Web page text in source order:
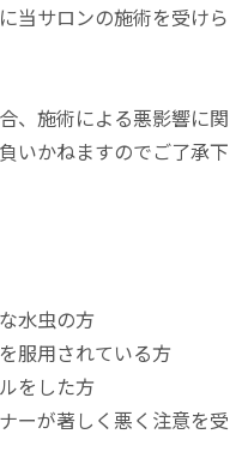
当サロンの施術を受けら
、施術による悪影響に関
いかねますのでご了承下
水虫の方
服用されている方
をした方
ーが著しく悪く注意を受